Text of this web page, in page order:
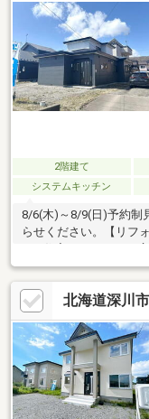
装、クロス貼替、キッ
換、便器交換、洗面化
すめポイント】・雨漏
2階建て
システムキッチン
8/6(木)～8/9(日)予約制
らせください。【リフ
LDK住宅です。程よい
族やお客様と会話しな
子さんの様子を確認し
適ですね。ユニットバ
日の疲れを癒せます。
槽のお湯を使って温か
物置を撤去して３台に
壁、屋根、基礎塗装、
北海道深川